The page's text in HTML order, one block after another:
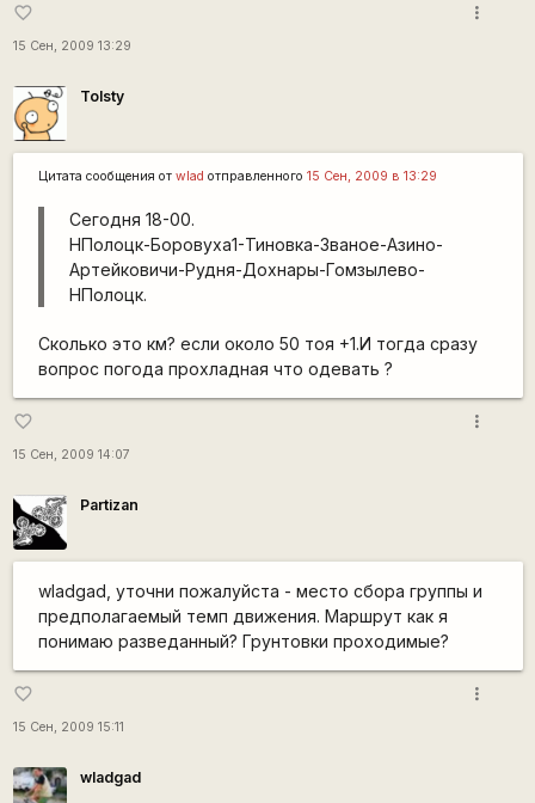
favorite_border
15 Сен, 2009 13:29
more_vert
Tolsty
Цитата сообщения от wlad отправленного 15 Сен, 2009 в 13:29
Сегодня 18-00.
НПолоцк-Боровуха1-Тиновка-Званое-Азино-
Артейковичи-Рудня-Дохнары-Гомзылево-
НПолоцк.
Сколько это км? если около 50 тоя +1.И тогда сразу
вопрос погода прохладная что одевать ?
favorite_border
15 Сен, 2009 14:07
more_vert
Partizan
wladgad, уточни пожалуйста - место сбора группы и
предполагаемый темп движения. Маршрут как я
понимаю разведанный? Грунтовки проходимые?
favorite_border
15 Сен, 2009 15:11
more_vert
wladgad